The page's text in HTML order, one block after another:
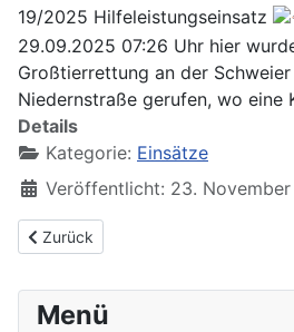
19/2025 Hilfeleistungseinsatz
29.09.2025 07:26 Uhr hier
Großtierrettung an der
Niedernstraße gerufen, wo eine
Details
Kategorie: Einsätze
Veröffentlicht: 23.
Vorheriger Beitrag: 🚒 20/2025
Zurück
Menü